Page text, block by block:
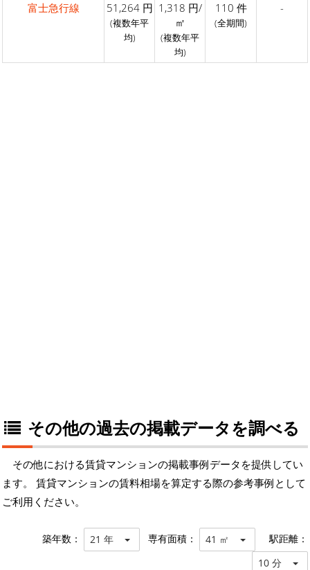
富士急行線
51,264 円
(複数年平
均)
1,318 円/
㎡
(複数年平
均)
110 件
(全期間)
-
その他の過去の掲載データを調べる
その他における賃貸マンションの掲載事例データを提供してい
ます。 賃貸マンションの賃料相場を算定する際の参考事例として
ご利用ください。
築年数： 21 年 専有面積： 41 ㎡ 駅距離：
10 分